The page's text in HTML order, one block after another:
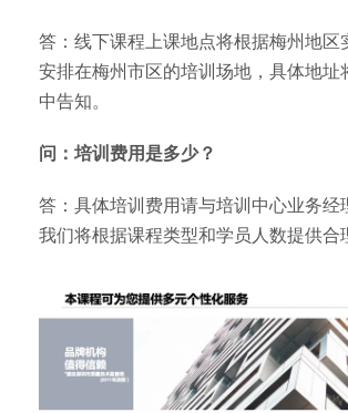
答：线下课程上课地点将根据梅州地区
安排在梅州市区的培训场地，具体地址
中告知。
问：培训费用是多少？
答：具体培训费用请与培训中心业务经
我们将根据课程类型和学员人数提供合